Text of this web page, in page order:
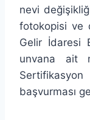
nevi
fotokopisi ve
Gelir İdaresi
unvana ait
başvurması